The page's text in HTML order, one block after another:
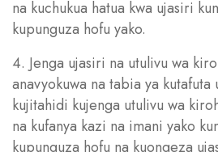
na kuchukua hatua kwa ujasiri
kupunguza hofu yako.
4. Jenga ujasiri na utulivu wa
anavyokuwa na tabia ya kutafuta
kujitahidi kujenga utulivu wa
na kufanya kazi na imani yako
kupunguza hofu na kuongeza